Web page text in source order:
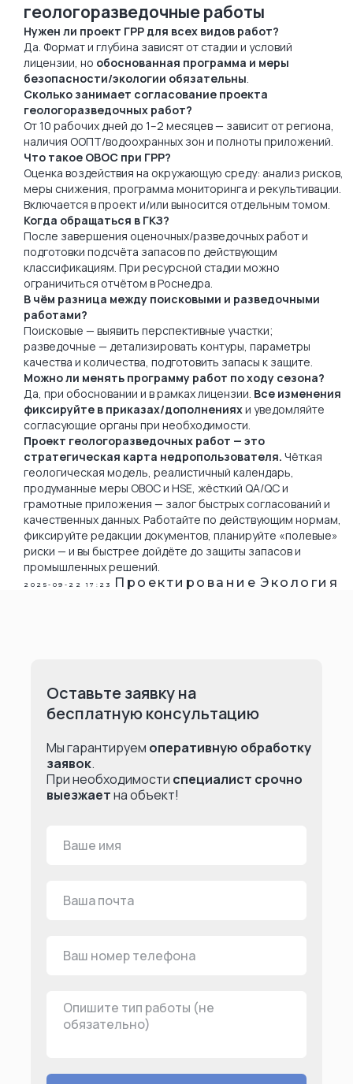
геологоразведочные работы
Нужен ли проект ГРР для всех видов работ?
Да. Формат и глубина зависят от стадии и условий
лицензии, но обоснованная программа и меры
безопасности/экологии обязательны.
Сколько занимает согласование проекта
геологоразведочных работ?
От 10 рабочих дней до 1–2 месяцев — зависит от региона,
наличия ООПТ/водоохранных зон и полноты приложений.
Что такое ОВОС при ГРР?
Оценка воздействия на окружающую среду: анализ рисков,
меры снижения, программа мониторинга и рекультивации.
Включается в проект и/или выносится отдельным томом.
Когда обращаться в ГКЗ?
После завершения оценочных/разведочных работ и
подготовки подсчёта запасов по действующим
классификациям. При ресурсной стадии можно
ограничиться отчётом в Роснедра.
В чём разница между поисковыми и разведочными
работами?
Поисковые — выявить перспективные участки;
разведочные — детализировать контуры, параметры
качества и количества, подготовить запасы к защите.
Можно ли менять программу работ по ходу сезона?
Да, при обосновании и в рамках лицензии. Все изменения
фиксируйте в приказах/дополненияхи уведомляйте
согласующие органы при необходимости.
Проект геологоразведочных работ — это
стратегическая карта недропользователя. Чёткая
геологическая модель, реалистичный календарь,
продуманные меры ОВОС и HSE, жёсткий QA/QC и
грамотные приложения — залог быстрых согласований и
качественных данных. Работайте по действующим нормам,
фиксируйте редакции документов, планируйте «полевые»
риски — и вы быстрее дойдёте до защиты запасов и
промышленных решений.
2025-09-22 17:23 Проектирование Экология
Оставьте заявку на
бесплатную консультацию
Мы гарантируем оперативную обработку
заявок.
При необходимости специалист срочно
выезжаетна объект!